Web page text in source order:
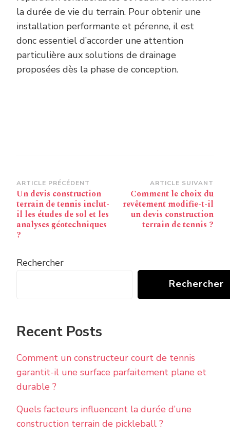
la durée de vie du terrain. Pour obtenir une
installation performante et pérenne, il est
donc essentiel d’accorder une attention
particulière aux solutions de drainage
proposées dès la phase de conception.
Navigation
d’article
ARTICLE PRÉCÉDENT
Un devis construction
terrain de tennis inclut-
il les études de sol et les
analyses géotechniques
?
ARTICLE SUIVANT
Comment le choix du
revêtement modifie-t-il
un devis construction
terrain de tennis ?
Rechercher
Rechercher
Recent Posts
Comment un constructeur court de tennis
garantit-il une surface parfaitement plane et
durable ?
Quels facteurs influencent la durée d’une
construction terrain de pickleball ?